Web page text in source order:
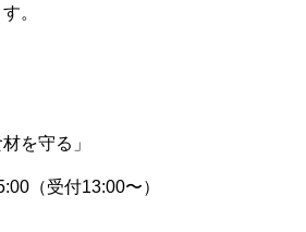
。
を守る」
（受付13:00〜）